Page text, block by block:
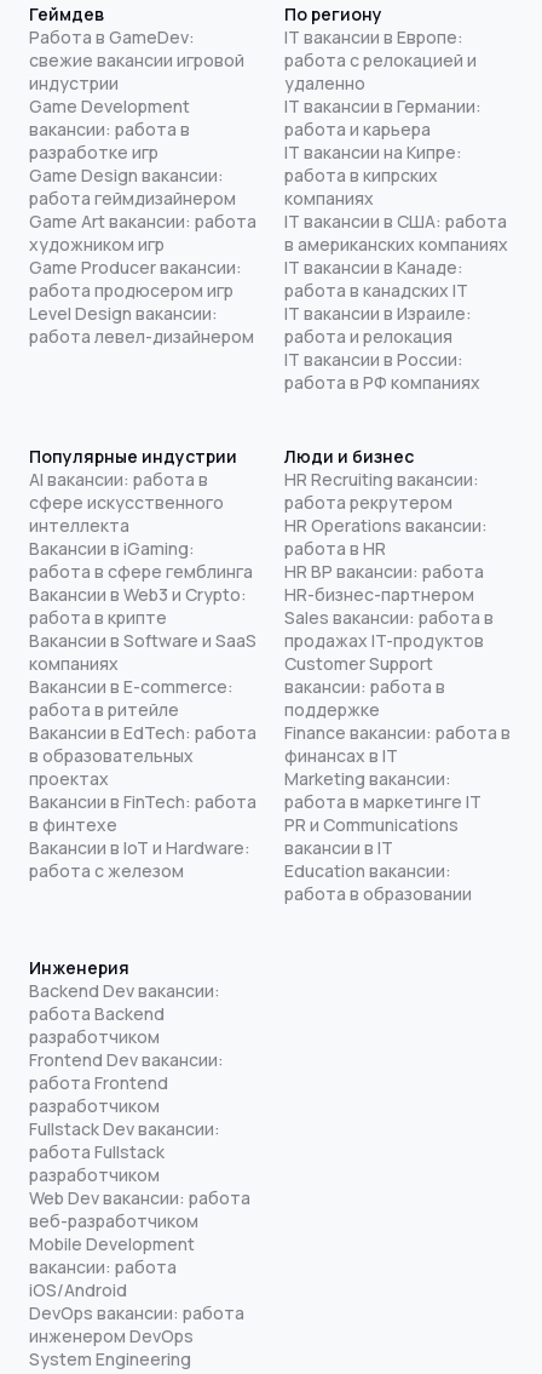
Геймдев
Работа в GameDev:
свежие вакансии игровой
индустрии
Game Development
вакансии: работа в
разработке игр
Game Design вакансии:
работа геймдизайнером
Game Art вакансии: работа
художником игр
Game Producer вакансии:
работа продюсером игр
Level Design вакансии:
работа левел-дизайнером
По региону
IT вакансии в Европе:
работа с релокацией и
удаленно
IT вакансии в Германии:
работа и карьера
IT вакансии на Кипре:
работа в кипрских
компаниях
IT вакансии в США: работа
в американских компаниях
IT вакансии в Канаде:
работа в канадских IT
IT вакансии в Израиле:
работа и релокация
IT вакансии в России:
работа в РФ компаниях
Популярные индустрии
AI вакансии: работа в
сфере искусственного
интеллекта
Вакансии в iGaming:
работа в сфере гемблинга
Вакансии в Web3 и Crypto:
работа в крипте
Вакансии в Software и SaaS
компаниях
Вакансии в E-commerce:
работа в ритейле
Вакансии в EdTech: работа
в образовательных
проектах
Вакансии в FinTech: работа
в финтехе
Вакансии в IoT и Hardware:
работа с железом
Люди и бизнес
HR Recruiting вакансии:
работа рекрутером
HR Operations вакансии:
работа в HR
HR BP вакансии: работа
HR-бизнес-партнером
Sales вакансии: работа в
продажах IT-продуктов
Customer Support
вакансии: работа в
поддержке
Finance вакансии: работа в
финансах в IT
Marketing вакансии:
работа в маркетинге IT
PR и Communications
вакансии в IT
Education вакансии:
работа в образовании
Инженерия
Backend Dev вакансии:
работа Backend
разработчиком
Frontend Dev вакансии:
работа Frontend
разработчиком
Fullstack Dev вакансии:
работа Fullstack
разработчиком
Web Dev вакансии: работа
веб-разработчиком
Mobile Development
вакансии: работа
iOS/Android
DevOps вакансии: работа
инженером DevOps
System Engineering